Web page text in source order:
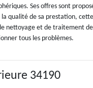
Ses offres sont
qualité de sa prestation,
nettoyage et de traitement
tous les problèmes.
34190